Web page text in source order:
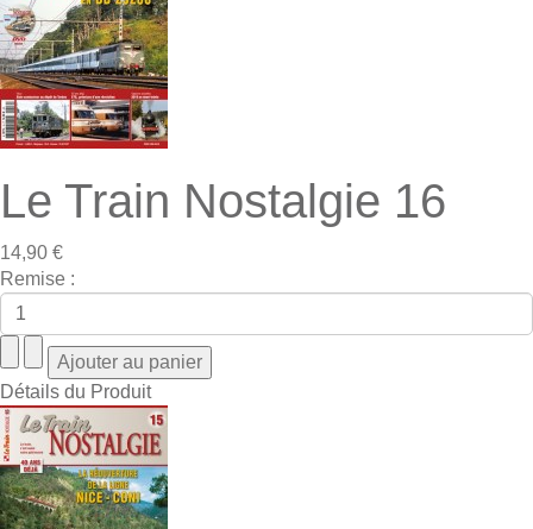
Le Train Nostalgie 16
14,90 €
Remise :
Détails du Produit